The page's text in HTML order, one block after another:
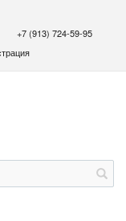
+7 (913) 724-59-95